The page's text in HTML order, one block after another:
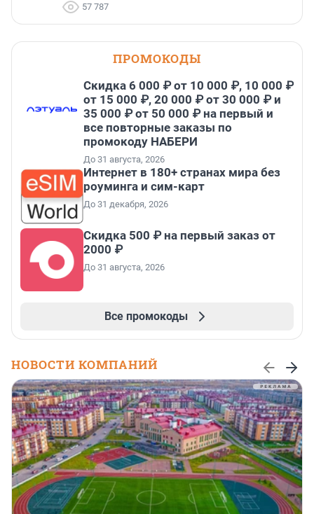
57 787
ПРОМОКОДЫ
Скидка 6 000 ₽ от 10 000 ₽, 10 000 ₽
от 15 000 ₽, 20 000 ₽ от 30 000 ₽ и
35 000 ₽ от 50 000 ₽ на первый и
все повторные заказы по
промокоду НАБЕРИ
До 31 августа, 2026
Интернет в 180+ странах мира без
роуминга и сим-карт
До 31 декабря, 2026
Скидка 500 ₽ на первый заказ от
2000 ₽
До 31 августа, 2026
Все промокоды
НОВОСТИ КОМПАНИЙ